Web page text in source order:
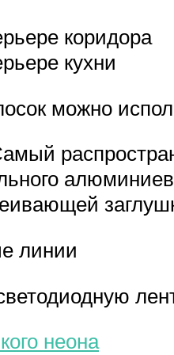
коридора
кухни
можно
линии
неона